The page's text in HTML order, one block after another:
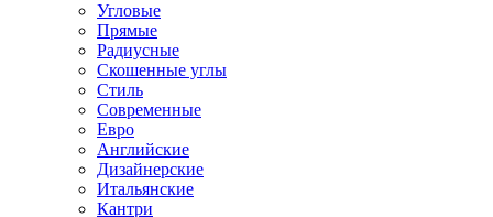
Угловые
Прямые
Радиусные
Скошенные углы
Стиль
Современные
Евро
Английские
Дизайнерские
Итальянские
Кантри